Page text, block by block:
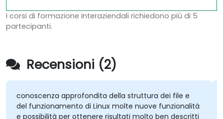
I corsi di formazione interaziendali richiedono più di 5
partecipanti.
Recensioni (2)
conoscenza approfondita della struttura dei file e
del funzionamento di Linux molte nuove funzionalità
e possibilità per ottenere risultati molto ben descritti